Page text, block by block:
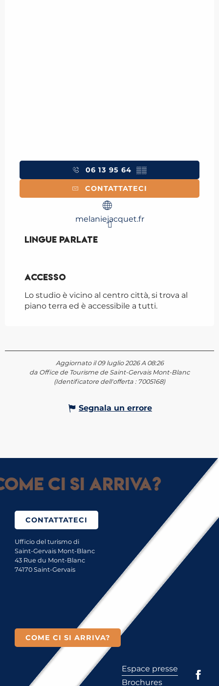
06 13 95 64 ▒▒
CONTATTATECI
melaniejacquet.fr
Lingue parlate
Lingue parlate
Accesso
Accesso
Lo studio è vicino al centro città, si trova al
piano terra ed è accessibile a tutti.
Aggiornato il 09 luglio 2026 A 08:26
da Office de Tourisme de Saint-Gervais Mont-Blanc
(Identificatore dell'offerta : 7005168)
Segnala un errore
ci si arriva?
CONTATTATECI
Ufficio del turismo di
Saint-Gervais Mont-Blanc
43 Rue du Mont-Blanc
74170 Saint-Gervais
COME CI SI ARRIVA?
Espace presse
Brochures